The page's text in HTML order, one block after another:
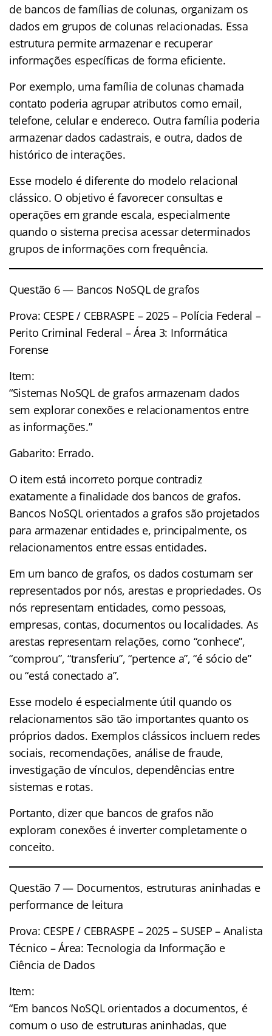
de bancos de famílias de colunas, organizam os
dados em grupos de colunas relacionadas. Essa
estrutura permite armazenar e recuperar
informações específicas de forma eficiente.
Por exemplo, uma família de colunas chamada
contato poderia agrupar atributos como email,
telefone, celular e endereco. Outra família poderia
armazenar dados cadastrais, e outra, dados de
histórico de interações.
Esse modelo é diferente do modelo relacional
clássico. O objetivo é favorecer consultas e
operações em grande escala, especialmente
quando o sistema precisa acessar determinados
grupos de informações com frequência.
Questão 6 — Bancos NoSQL de grafos
Prova: CESPE / CEBRASPE – 2025 – Polícia Federal –
Perito Criminal Federal – Área 3: Informática
Forense
Item:
“Sistemas NoSQL de grafos armazenam dados
sem explorar conexões e relacionamentos entre
as informações.”
Gabarito: Errado.
O item está incorreto porque contradiz
exatamente a finalidade dos bancos de grafos.
Bancos NoSQL orientados a grafos são projetados
para armazenar entidades e, principalmente, os
relacionamentos entre essas entidades.
Em um banco de grafos, os dados costumam ser
representados por nós, arestas e propriedades. Os
nós representam entidades, como pessoas,
empresas, contas, documentos ou localidades. As
arestas representam relações, como “conhece”,
“comprou”, “transferiu”, “pertence a”, “é sócio de”
ou “está conectado a”.
Esse modelo é especialmente útil quando os
relacionamentos são tão importantes quanto os
próprios dados. Exemplos clássicos incluem redes
sociais, recomendações, análise de fraude,
investigação de vínculos, dependências entre
sistemas e rotas.
Portanto, dizer que bancos de grafos não
exploram conexões é inverter completamente o
conceito.
Questão 7 — Documentos, estruturas aninhadas e
performance de leitura
Prova: CESPE / CEBRASPE – 2025 – SUSEP – Analista
Técnico – Área: Tecnologia da Informação e
Ciência de Dados
Item:
“Em bancos NoSQL orientados a documentos, é
comum o uso de estruturas aninhadas, que